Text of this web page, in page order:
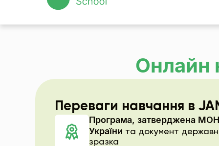
Онлайн
Переваги навчання в
Програма, затверджена МОН
України та документ
зразка